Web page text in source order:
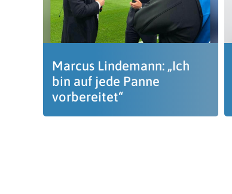
Marcus Lindemann: „Ich
bin auf jede Panne
vorbereitet“